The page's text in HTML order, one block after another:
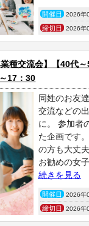
開催日 2026年
締切日 2026年
種交流会】【40代
17：30
同姓のお友
交流などの
に。 参加者
た企画です
の方も大丈
お勧めの女子
続きを見る
開催日 2026年
締切日 2026年